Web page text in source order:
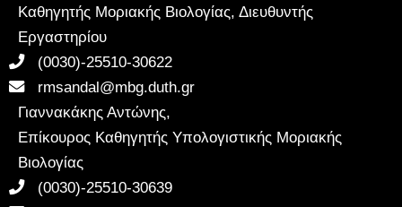
Καθηγητής Μοριακής Βιολογίας, Διευθυντής
Εργαστηρίου
(0030)-25510-30622
rmsandal@mbg.duth.gr
Γιαννακάκης Αντώνης,
Επίκουρος Καθηγητής Υπολογιστικής Μοριακής
Βιολογίας
(0030)-25510-30639